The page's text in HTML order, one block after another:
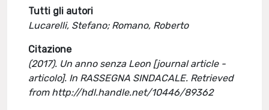
Tutti gli autori
Lucarelli, Stefano; Romano, Roberto
Citazione
(2017). Un anno senza Leon [journal article -
articolo]. In RASSEGNA SINDACALE. Retrieved
from http://hdl.handle.net/10446/89362